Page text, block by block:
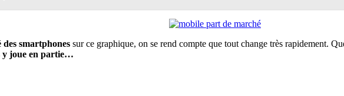
smartphones sur ce graphique, on se rend compte que tout change très rapidement.
y joue en partie…